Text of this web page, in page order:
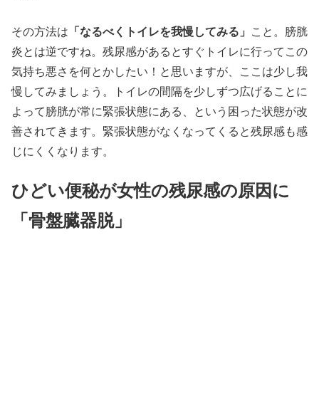
その方法は 「なるべくトイレを我慢してみる」 こと。膀胱
炎とは逆ですね。残尿感があるとすぐトイレに行ってこの
気持ち悪さを何とかしたい！と思いますが、ここは少し我
慢してみましょう。トイレの間隔を少しずつ広げることに
よって膀胱が常に緊張状態にある、という困った状態が改
善されてきます。緊張状態がなくなってくると残尿感も感
じにくくなります。
ひどい便秘が女性の残尿感の原因に
「骨盤臓器脱」